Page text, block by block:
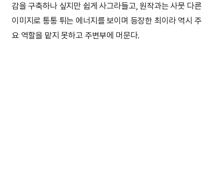
감을 구축하나 싶지만 쉽게 사그라들고, 원작과는 사뭇 다른
이미지로 통통 튀는 에너지를 보이며 등장한 최이라 역시 주
요 역할을 맡지 못하고 주변부에 머문다.